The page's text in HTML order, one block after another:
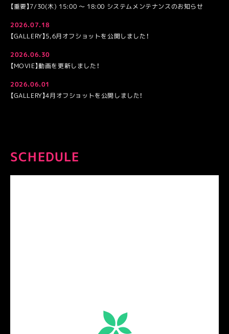
【重要】7/30(木) 15:00 〜 18:00 システムメンテナンスのお知らせ
2026.07.18
【GALLERY】5,6月オフショットを公開しました！
2026.06.30
【MOVIE】動画を更新しました！
2026.06.01
【GALLERY】4月オフショットを公開しました！
SCHEDULE